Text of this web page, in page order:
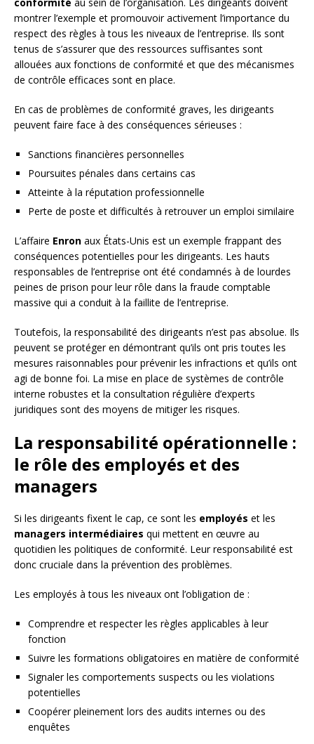
conformité au sein de l’organisation. Les dirigeants doivent
montrer l’exemple et promouvoir activement l’importance du
respect des règles à tous les niveaux de l’entreprise. Ils sont
tenus de s’assurer que des ressources suffisantes sont
allouées aux fonctions de conformité et que des mécanismes
de contrôle efficaces sont en place.
En cas de problèmes de conformité graves, les dirigeants
peuvent faire face à des conséquences sérieuses :
Sanctions financières personnelles
Poursuites pénales dans certains cas
Atteinte à la réputation professionnelle
Perte de poste et difficultés à retrouver un emploi similaire
L’affaire Enron aux États-Unis est un exemple frappant des
conséquences potentielles pour les dirigeants. Les hauts
responsables de l’entreprise ont été condamnés à de lourdes
peines de prison pour leur rôle dans la fraude comptable
massive qui a conduit à la faillite de l’entreprise.
Toutefois, la responsabilité des dirigeants n’est pas absolue. Ils
peuvent se protéger en démontrant qu’ils ont pris toutes les
mesures raisonnables pour prévenir les infractions et qu’ils ont
agi de bonne foi. La mise en place de systèmes de contrôle
interne robustes et la consultation régulière d’experts
juridiques sont des moyens de mitiger les risques.
La responsabilité opérationnelle :
le rôle des employés et des
managers
Si les dirigeants fixent le cap, ce sont les employés et les
managers intermédiaires qui mettent en œuvre au
quotidien les politiques de conformité. Leur responsabilité est
donc cruciale dans la prévention des problèmes.
Les employés à tous les niveaux ont l’obligation de :
Comprendre et respecter les règles applicables à leur
fonction
Suivre les formations obligatoires en matière de conformité
Signaler les comportements suspects ou les violations
potentielles
Coopérer pleinement lors des audits internes ou des
enquêtes